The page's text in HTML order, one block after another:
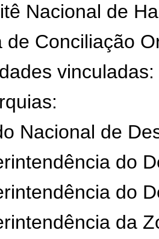
de
Conciliação
vinculadas:
de
do
do
da